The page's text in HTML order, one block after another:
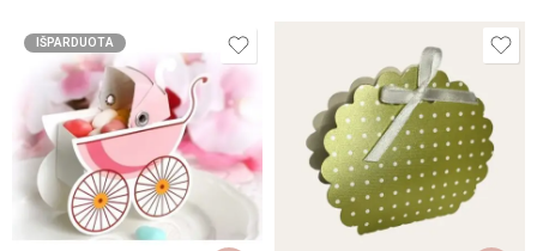
IŠPARDUOTA